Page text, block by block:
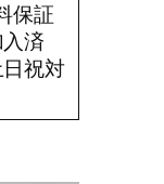
保証
済
祝対